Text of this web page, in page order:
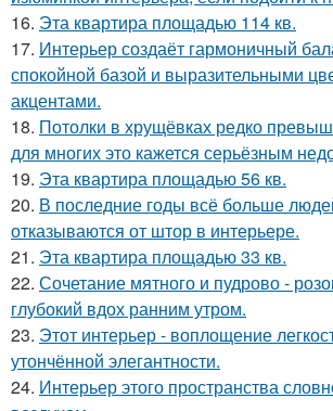
16. Эта квартира площадью 114 кв.
17. Интерьер создаёт гармоничный
спокойной базой и выразительными
акцентами.
18. Потолки в хрущёвках редко
для многих это кажется серьёзным
19. Эта квартира площадью 56 кв.
20. В последние годы всё больше
отказываются от штор в интерьере.
21. Эта квартира площадью 33 кв.
22. Сочетание мятного и пудрово -
глубокий вдох ранним утром.
23. Этот интерьер - воплощение
утончённой элегантности.
24. Интерьер этого пространства